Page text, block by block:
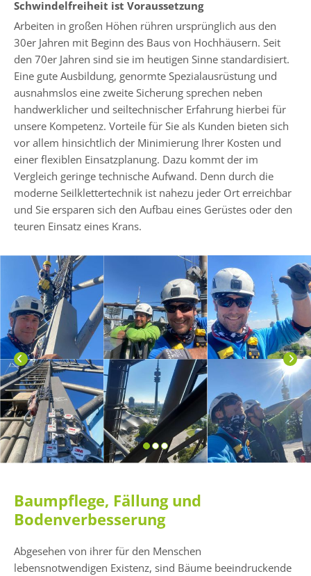
Schwindelfreiheit ist Voraussetzung
Arbeiten in großen Höhen rühren ursprünglich aus den
30er Jahren mit Beginn des Baus von Hochhäusern. Seit
den 70er Jahren sind sie im heutigen Sinne standardisiert.
Eine gute Ausbildung, genormte Spezialausrüstung und
ausnahmslos eine zweite Sicherung sprechen neben
handwerklicher und seiltechnischer Erfahrung hierbei für
unsere Kompetenz. Vorteile für Sie als Kunden bieten sich
vor allem hinsichtlich der Minimierung Ihrer Kosten und
einer flexiblen Einsatzplanung. Dazu kommt der im
Vergleich geringe technische Aufwand. Denn durch die
moderne Seilklettertechnik ist nahezu jeder Ort erreichbar
und Sie ersparen sich den Aufbau eines Gerüstes oder den
teuren Einsatz eines Krans.
Baumpflege, Fällung und
Bodenverbesserung
Abgesehen von ihrer für den Menschen
lebensnotwendigen Existenz, sind Bäume beeindruckende